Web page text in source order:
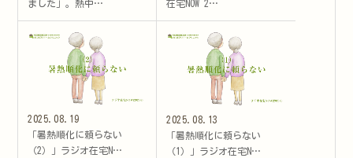
ました」。熱中…
在宅NOW 2…
2025.08.19
「暑熱順化に頼らない
（2）」ラジオ在宅N…
2025.08.13
「暑熱順化に頼らない
（1）」ラジオ在宅N…